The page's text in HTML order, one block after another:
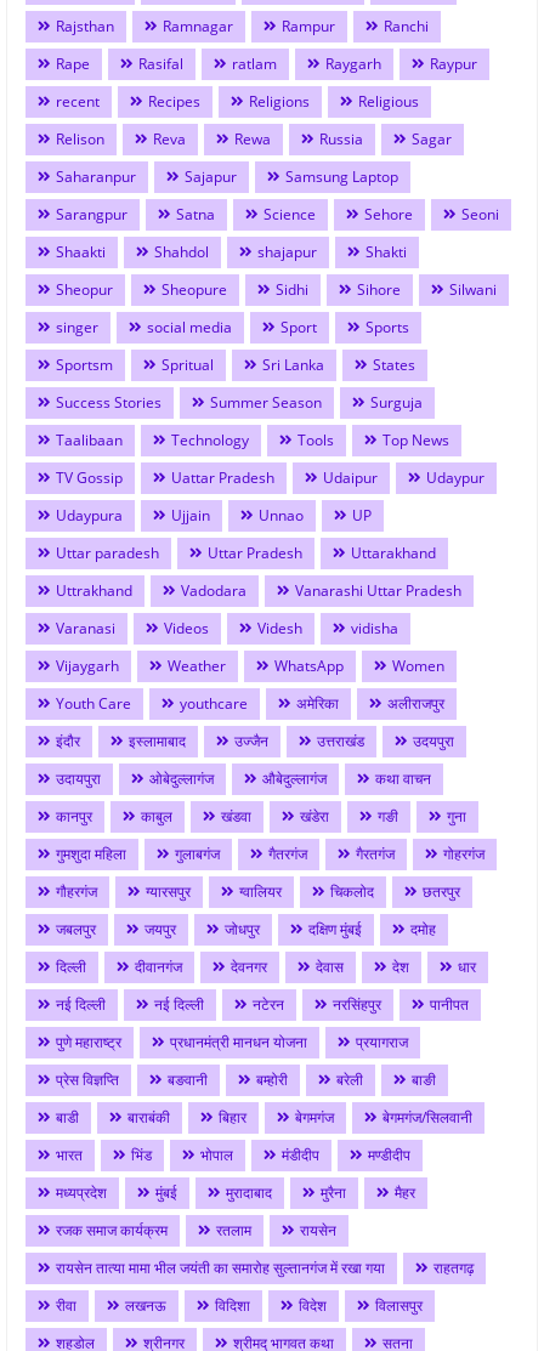
Rajsthan
Ramnagar Rampur
Ranchi
Rape
Rasifal ratlam Raygarh
Raypur
recent
Recipes Religions
Religious
Relison
Reva Rewa Russia
Sagar
Saharanpur
Sajapur
Samsung Laptop
Sarangpur
Satna Science Sehore
Seoni
Shaakti
Shahdol shajapur
Shakti
Sheopur
Sheopure Sidhi Sihore
Silwani
singer
social media Sport
Sports
Sportsm
Spritual Sri Lanka
States
Success Stories
Summer Season
Surguja
Taalibaan
Technology Tools
Top News
TV Gossip
Uattar Pradesh Udaipur
Udaypur
Udaypura
Ujjain Unnao
UP
Uttar paradesh
Uttar Pradesh
Uttarakhand
Uttrakhand
Vadodara
Vanarashi Uttar Pradesh
Varanasi
Videos Videsh
vidisha
Vijaygarh
Weather WhatsApp
Women
Youth Care
youthcare अमेरिका
अलीराजपुर
इंदौर
इस्लामाबाद उज्जैन उत्तराखंड
उदयपुरा
उदायपुरा
ओबेदुल्लागंज औबेदुल्लागंज
कथा वाचन
कानपुर
काबुल खंडवा खंडेरा गङी
गुना
गुमशुदा महिला
गुलाबगंज गैतरगंज गैरतगंज
गोहरगंज
गौहरगंज
ग्यारसपुर ग्वालियर चिकलोद
छतरपुर
जबलपुर
जयपुर जोधपुर दक्षिण मुंबई
दमोह
दिल्ली
दीवानगंज देवनगर देवास देश
धार
नई दिल्ली
नई दिल्ली नटेरन नरसिंहपुर
पानीपत
पुणे महाराष्ट्र
प्रधानमंत्री मानधन योजना
प्रयागराज
प्रेस विज्ञप्ति
बङवानी बम्होरी बरेली
बाङी
बाडी
बाराबंकी बिहार बेगमगंज
बेगमगंज/सिलवानी
भारत
भिंड भोपाल मंडीदीप
मण्डीदीप
मध्यप्रदेश
मुंबई मुरादाबाद मुरैना
मैहर
रजक समाज कार्यक्रम
रतलाम
रायसेन
रायसेन तात्या मामा भील जयंती का समारोह सुल्तानगंज में रखा गया
राहतगढ़
रीवा
लखनऊ विदिशा विदेश
विलासपुर
शहडोल
श्रीनगर श्रीमद् भागवत कथा सतना